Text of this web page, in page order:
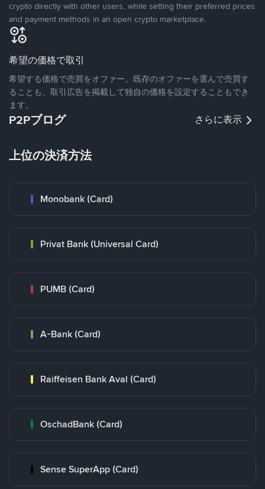
crypto directly with other users, while setting their preferred prices
and payment methods in an open crypto marketplace.
希望の価格で取引
希望する価格で売買をオファー。既存のオファーを選んで売買す
ることも、取引広告を掲載して独自の価格を設定することもでき
ます。
P2Pブログ さらに表示
上位の決済方法
Monobank (Card)
Privat Bank (Universal Card)
PUMB (Card)
A-Bank (Card)
Raiffeisen Bank Aval (Card)
OschadBank (Card)
Sense SuperApp (Card)